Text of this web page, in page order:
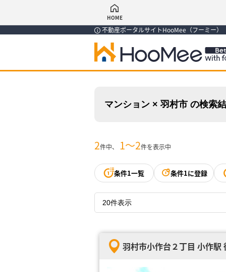
HOME
不動産ポータルサイトHooMee（フーミー
マンション × 羽村市 の検索
2件中、 1〜2件を表示中
条件1一覧 条件1に登録
羽村市小作台２丁目 小作駅